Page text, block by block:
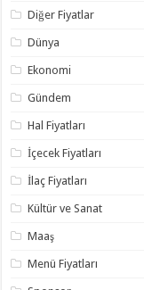
Diğer Fiyatlar
Dünya
Ekonomi
Gündem
Hal Fiyatları
İçecek Fiyatları
İlaç Fiyatları
Kültür ve Sanat
Maaş
Menü Fiyatları